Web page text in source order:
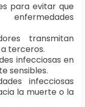
para evitar que
transmitan
terceros.
infecciosas en
sensibles.
infecciosas
la muerte o la